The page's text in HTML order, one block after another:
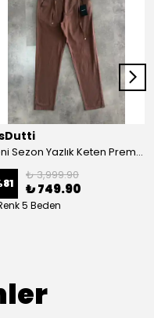
Yeni Sezon Yazlık Keten Premium Pantolon
81
₺ 3,999.90
₺ 749.90
5 Beden